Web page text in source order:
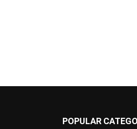
POPULAR